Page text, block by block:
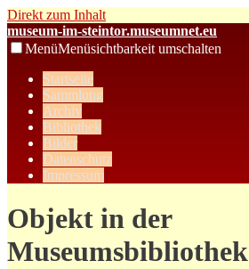
Direkt zum Inhalt
museum-im-steintor.museumnet.eu
MenüMenüsichtbarkeit umschalten
Startseite
Sammlung
Archiv
Bibliothek
Bilder
Datenschutz
Impressum
Objekt in der
Museumsbibliothek